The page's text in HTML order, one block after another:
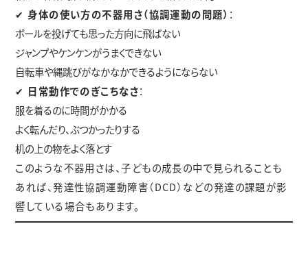
✔身体の使い方の不器用さ（協調運動の問題） ：
ボールを投げても思った方向に飛ばない
ジャンプやケンケンがうまくできない
自転車や縄跳びがなかなかできるようにならない
✔ 日常動作でのぎこちなさ：
服を着るのに時間がかかる
よく転んだり、ぶつかったりする
机の上の物をよく落とす
このような不器用さは、子どもの成長の中で見られることも
あれば、発達性協調運動障害（DCD）などの発達の課題が影
響している場合もあります。